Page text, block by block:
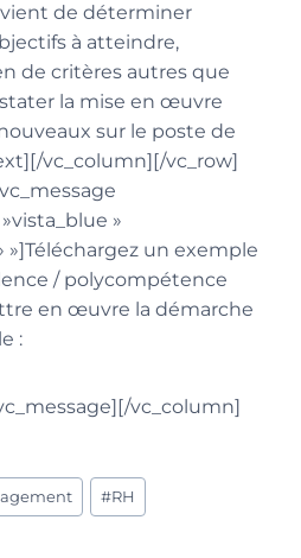
de déterminer
à atteindre,
de critères autres que
la mise en œuvre
sur le poste de
vc_column][/vc_row]
»
»]Téléchargez un exemple
/ polycompétence
en œuvre la démarche
:
vc_column]
#RH